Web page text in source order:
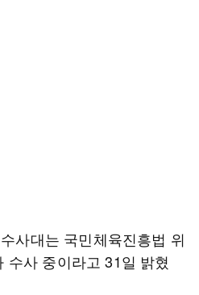
사대는 국민체육진흥법 위
수사 중이라고 31일 밝혔